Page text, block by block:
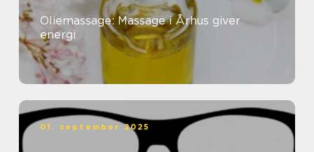
Oliemassage: Massage i Århus giver
energi
01. september 2025